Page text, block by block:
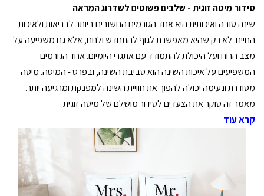
סידור מיטה זוגית - שלבים פשוטים לשדרוג המראה
שינה טובה ואיכותית היא אחד הגורמים החשובים ביותר לבריאות ולאיכות
החיים. לא רק שהיא מאפשרת לגוף להתחדש ולנוח, אלא גם משפיעה על
מצב הרוח ועל היכולת להתמודד עם אתגרי היומיום. אחד הגורמים
המשפיעים על איכות השינה הוא סביבת השינה, ובפרט - המיטה. מיטה
מסודרת ונעימה יכולה להפוך את חוויית השינה למפנקת ומרגיעה יותר.
מאמר זה סוקר את הצעדים לסידור מושלם של מיטה זוגית.
קרא עוד